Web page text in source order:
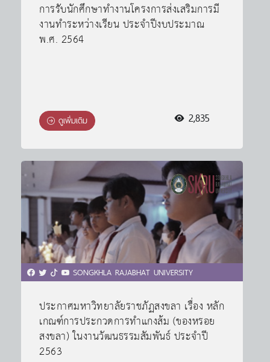
การรับนักศึกษาทำงานโครงการส่งเสริมการมี
งานทำระหว่างเรียน ประจำปีงบประมาณ
พ.ศ. 2564
ดูเพิ่มเติม 2,835
SONGKHLA RAJABHAT UNIVERSITY
ประกาศมหาวิทยาลัยราชภัฏสงขลา เรื่อง หลัก
เกณฑ์การประกวดการทำแกงส้ม (ของหรอย
สงขลา) ในงานวัฒนธรรมสัมพันธ์ ประจำปี
2563